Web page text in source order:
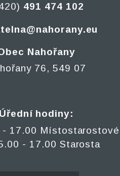
491 474 102
Nahořany
76, 549 07
Úřední hodiny:
- 17.00 Místostarostové
- 17.00 Starosta